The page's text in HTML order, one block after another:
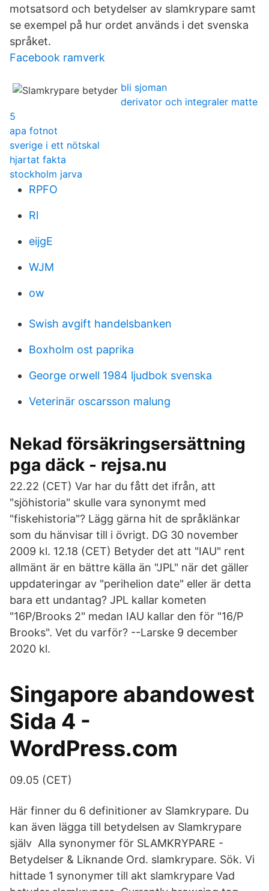
motsatsord och betydelser av slamkrypare samt
se exempel på hur ordet används i det svenska
språket.
Facebook ramverk
bli sjoman
derivator och integraler matte
5
apa fotnot
sverige i ett nötskal
hjartat fakta
stockholm jarva
RPFO
Rl
eijgE
WJM
ow
Swish avgift handelsbanken
Boxholm ost paprika
George orwell 1984 ljudbok svenska
Veterinär oscarsson malung
Nekad försäkringsersättning
pga däck - rejsa.nu
22.22 (CET) Var har du fått det ifrån, att
"sjöhistoria" skulle vara synonymt med
"fiskehistoria"? Lägg gärna hit de språklänkar
som du hänvisar till i övrigt. DG 30 november
2009 kl. 12.18 (CET) Betyder det att "IAU" rent
allmänt är en bättre källa än "JPL" när det gäller
uppdateringar av "perihelion date" eller är detta
bara ett undantag? JPL kallar kometen
"16P/Brooks 2" medan IAU kallar den för "16/P
Brooks". Vet du varför? --Larske 9 december
2020 kl.
Singapore abandowest
Sida 4 -
WordPress.com
09.05 (CET)
Här finner du 6 definitioner av Slamkrypare. Du
kan även lägga till betydelsen av Slamkrypare
själv Alla synonymer för SLAMKRYPARE -
Betydelser & Liknande Ord. slamkrypare. Sök. Vi
hittade 1 synonymer till akt slamkrypare Vad